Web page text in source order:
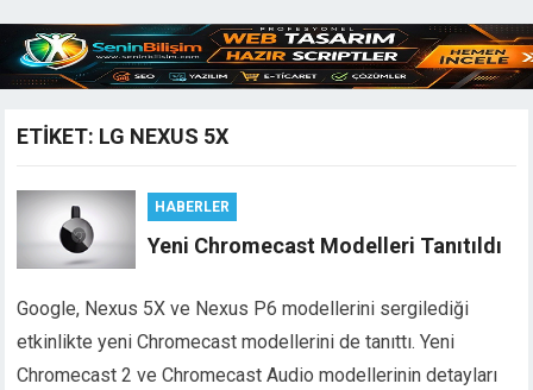
ETIKET: LG NEXUS 5X
HABERLER
Yeni Chromecast Modelleri Tanıtıldı
Google, Nexus 5X ve Nexus P6 modellerini sergilediği
etkinlikte yeni Chromecast modellerini de tanıttı. Yeni
Chromecast 2 ve Chromecast Audio modellerinin detayları